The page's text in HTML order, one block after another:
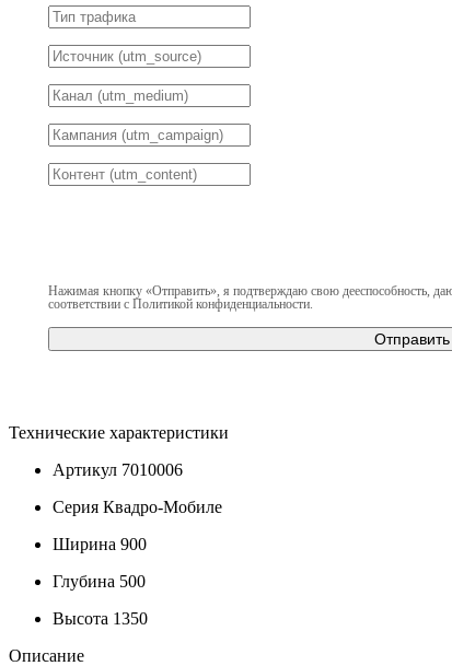
Нажимая кнопку «Отправить», я подтверждаю свою дееспособность,
соответствии с Политикой конфиденциальности.
Технические характеристики
Артикул 7010006
Серия Квадро-Мобиле
Ширина 900
Глубина 500
Высота 1350
Описание